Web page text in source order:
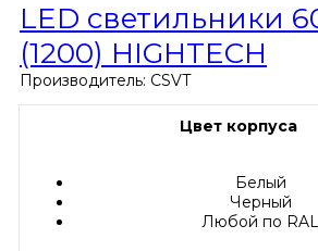
LED светильники
(1200) HIGHTECH
Производитель: CSVT
Цвет корпуса
Белый
Черный
Любой по RAL